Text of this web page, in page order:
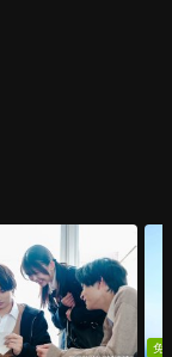
免